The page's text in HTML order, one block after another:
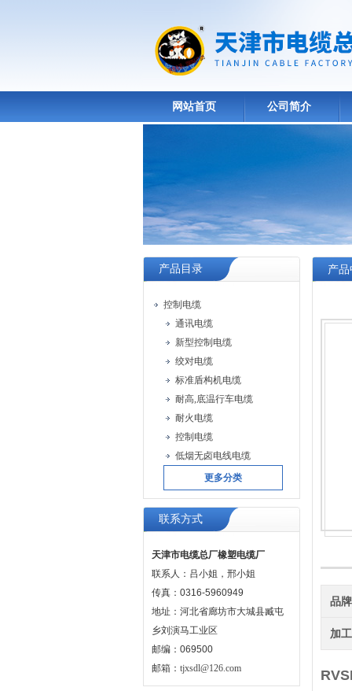
网站首页 公司简介
产品目录
控制电缆
通讯电缆
新型控制电缆
绞对电缆
标准盾构机电缆
耐高,底温行车电缆
耐火电缆
控制电缆
低烟无卤电线电缆
更多分类
联系方式
天津市电缆总厂橡塑电缆厂
联系人：吕小姐，邢小姐
传真：0316-5960949
地址：河北省廊坊市大城县臧屯
乡刘演马工业区
邮编：069500
邮箱： tjxsdl@126.com
产
品牌
加